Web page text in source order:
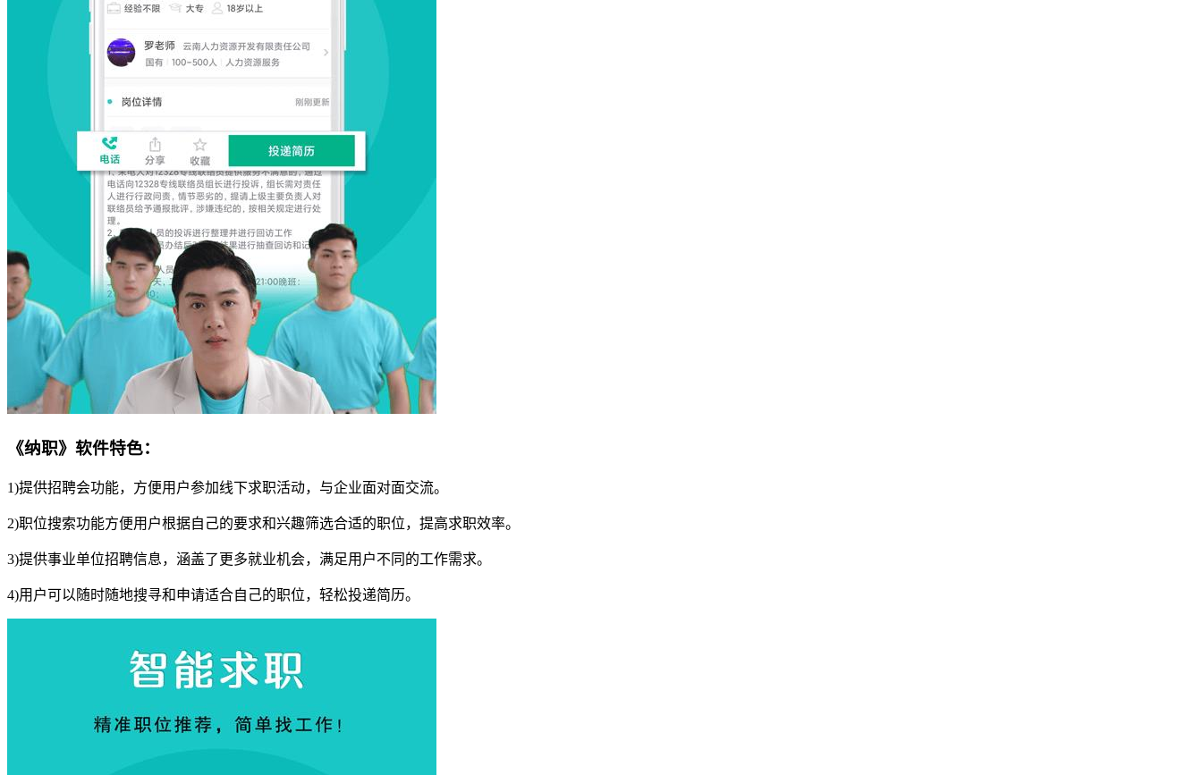
《纳职》软件特色：
1)提供招聘会功能，方便用户参加线下求职活动，与企业面对面交流。
2)职位搜索功能方便用户根据自己的要求和兴趣筛选合适的职位，提高求职效率。
3)提供事业单位招聘信息，涵盖了更多就业机会，满足用户不同的工作需求。
4)用户可以随时随地搜寻和申请适合自己的职位，轻松投递简历。